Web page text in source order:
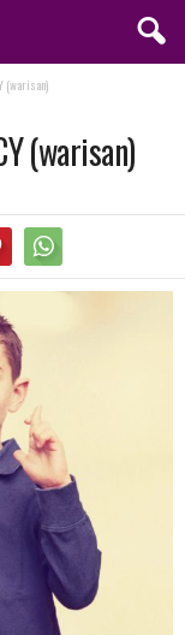
(warisan)
(warisan)